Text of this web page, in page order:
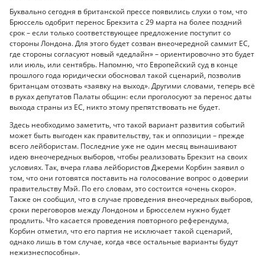
Буквально сегодня в британской прессе появились слухи о том, что
Брюссель одобрит перенос Брекзита с 29 марта на более поздний
срок – если только соответствующее предложение поступит со
стороны Лондона. Для этого будет созван внеочередной саммит ЕС,
где стороны согласуют новый «дедлайн» – ориентировочно это будет
или июль, или сентябрь. Напомню, что Европейский суд в конце
прошлого года юридически обосновал такой сценарий, позволив
британцам отозвать «заявку на выход». Другими словами, теперь всё
в руках депутатов Палаты общин: если проголосуют за перенос даты
выхода страны из ЕС, никто этому препятствовать не будет.
Здесь необходимо заметить, что такой вариант развития событий
может быть выгоден как правительству, так и оппозиции – прежде
всего лейбористам. Последние уже не один месяц вынашивают
идею внеочередных выборов, чтобы реализовать Брекзит на своих
условиях. Так, вчера глава лейбористов Джереми Корбин заявил о
том, что они готовятся поставить на голосование вопрос о доверии
правительству Мэй. По его словам, это состоится «очень скоро».
Также он сообщил, что в случае проведения внеочередных выборов,
сроки переговоров между Лондоном и Брюсселем нужно будет
продлить. Что касается проведения повторного референдума,
Корбин отметил, что его партия не исключает такой сценарий,
однако лишь в том случае, когда «все остальные варианты будут
нежизнеспособны».